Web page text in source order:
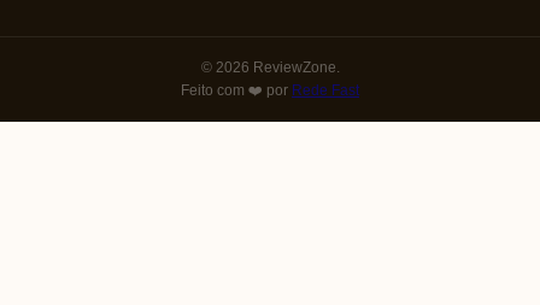
© 2026 ReviewZone.
Feito com ❤️ por Rede Fast